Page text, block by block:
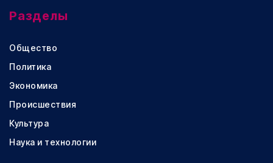
Разделы
Общество
Политика
Экономика
Происшествия
Культура
Наука и технологии